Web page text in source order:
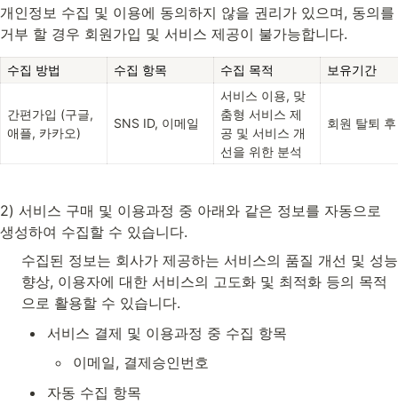
개인정보 수집 및 이용에 동의하지 않을 권리가 있으며, 동의를
거부 할 경우 회원가입 및 서비스 제공이 불가능합니다.
수집 방법 수집 항목 수집 목적 보유기간
간편가입 (구글,
애플, 카카오)
SNS ID, 이메일
서비스 이용, 맞
춤형 서비스 제
공 및 서비스 개
선을 위한 분석
회원 탈퇴
2) 서비스 구매 및 이용과정 중 아래와 같은 정보를 자동으로
생성하여 수집할 수 있습니다.
수집된 정보는 회사가 제공하는 서비스의 품질 개선 및 성능
향상, 이용자에 대한 서비스의 고도화 및 최적화 등의 목적
으로 활용할 수 있습니다.
서비스 결제 및 이용과정 중 수집 항목
이메일, 결제승인번호
자동 수집 항목